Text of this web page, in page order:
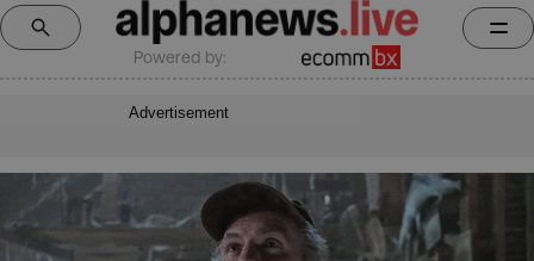
Powered by:
Advertisement